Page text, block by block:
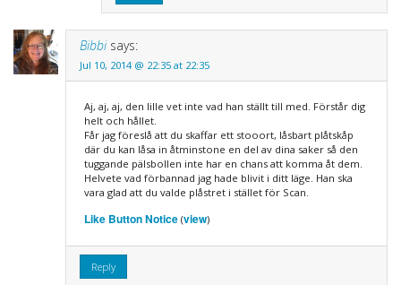
Bibbi says:
Jul 10, 2014 @ 22:35 at 22:35
Aj, aj, aj, den lille vet inte vad han ställt till med. Förstår dig
helt och hållet.
Får jag föreslå att du skaffar ett stooort, låsbart plåtskåp
där du kan låsa in åtminstone en del av dina saker så den
tuggande pälsbollen inte har en chans att komma åt dem.
Helvete vad förbannad jag hade blivit i ditt läge. Han ska
vara glad att du valde plåstret i stället för Scan.
Like Button Notice(view)
Reply